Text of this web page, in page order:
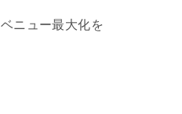
ニュー最大化を